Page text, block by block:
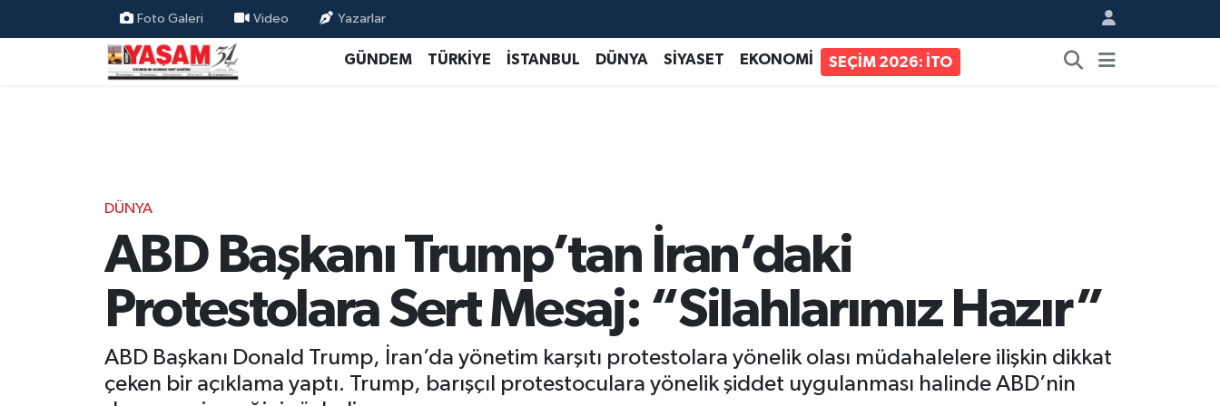
Foto Galeri Video Yazarlar
GÜNDEM TÜRKİYE İSTANBUL DÜNYA SİYASET EKONOMİ SEÇİM 2026: İTO
DÜNYA
ABD Başkanı Trump’tan İran’daki
Protestolara Sert Mesaj: “Silahlarımız Hazır”
ABD Başkanı Donald Trump, İran’da yönetim karşıtı protestolara yönelik olası müdahalelere ilişkin dikkat
çeken bir açıklama yaptı. Trump, barışçıl protestoculara yönelik şiddet uygulanması halinde ABD’nin